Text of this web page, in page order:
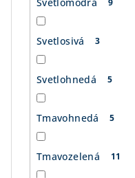
Svetlomodrá 9
Svetlosivá 3
Svetlohnedá 5
Tmavohnedá 5
Tmavozelená 11